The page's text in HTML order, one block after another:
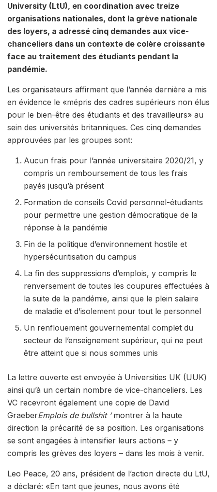
University (LtU), en coordination avec treize
organisations nationales, dont la grève nationale
des loyers, a adressé cinq demandes aux vice-
chanceliers dans un contexte de colère croissante
face au traitement des étudiants pendant la
pandémie.
Les organisateurs affirment que l’année dernière a mis
en évidence le «mépris des cadres supérieurs non élus
pour le bien-être des étudiants et des travailleurs» au
sein des universités britanniques. Ces cinq demandes
approuvées par les groupes sont:
Aucun frais pour l’année universitaire 2020/21, y
compris un remboursement de tous les frais
payés jusqu’à présent
Formation de conseils Covid personnel-étudiants
pour permettre une gestion démocratique de la
réponse à la pandémie
Fin de la politique d’environnement hostile et
hypersécuritisation du campus
La fin des suppressions d’emplois, y compris le
renversement de toutes les coupures effectuées à
la suite de la pandémie, ainsi que le plein salaire
de maladie et d’isolement pour tout le personnel
Un renflouement gouvernemental complet du
secteur de l’enseignement supérieur, qui ne peut
être atteint que si nous sommes unis
La lettre ouverte est envoyée à Universities UK (UUK)
ainsi qu’à un certain nombre de vice-chanceliers. Les
VC recevront également une copie de David
GraeberEmplois de bullshit ‘montrer à la haute
direction la précarité de sa position. Les organisations
se sont engagées à intensifier leurs actions – y
compris les grèves des loyers – dans les mois à venir.
Leo Peace, 20 ans, président de l’action directe du LtU,
a déclaré: «En tant que jeunes, nous avons été